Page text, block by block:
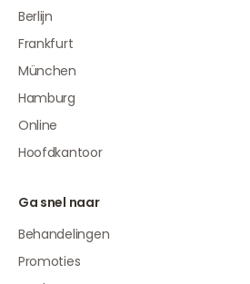
Berlijn
Frankfurt
München
Hamburg
Online
Hoofdkantoor
Ga snel naar
Behandelingen
Promoties